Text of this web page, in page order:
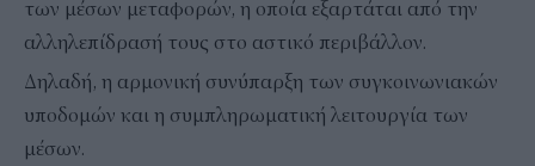
των μέσων μεταφορών, η οποία εξαρτάται από την
αλληλεπίδρασή τους στο αστικό περιβάλλον.
Δηλαδή, η αρμονική συνύπαρξη των συγκοινωνιακών
υποδομών και η συμπληρωματική λειτουργία των
μέσων.